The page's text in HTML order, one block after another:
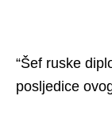
“Šef ruske
posljedice